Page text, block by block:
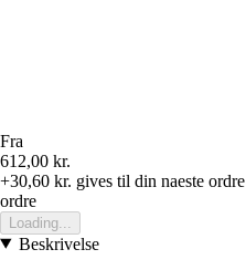
Fra
612,00 kr.
+30,60 kr. gives til din naeste ordre
ordre
Loading...
Beskrivelse